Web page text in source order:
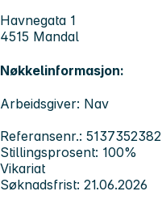
Havnegata 1
4515 Mandal
Nøkkelinformasjon:
Arbeidsgiver: Nav
Referansenr.: 5137352382
Stillingsprosent: 100%
Vikariat
Søknadsfrist: 21.06.2026